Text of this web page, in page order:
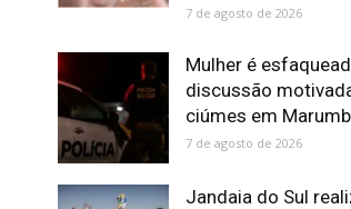
7 de agosto de 2026
Mulher é
discussão
ciúmes em
7 de agosto de 2026
Jandaia do Sul